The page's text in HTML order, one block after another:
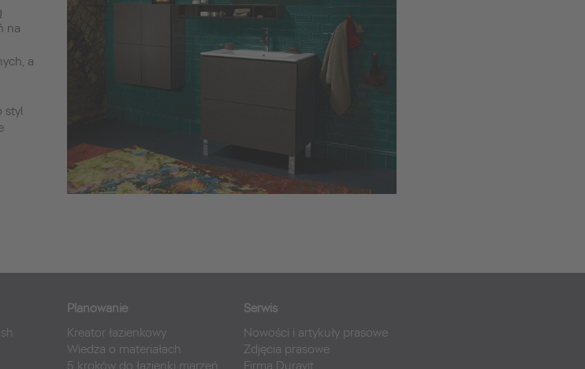
na
a
styl
Planowanie
Kreator łazienkowy
Wiedza o materiałach
5 kroków do łazienki marzeń
Serwis
Nowości i artykuły prasowe
Zdjęcia prasowe
Firma Duravit